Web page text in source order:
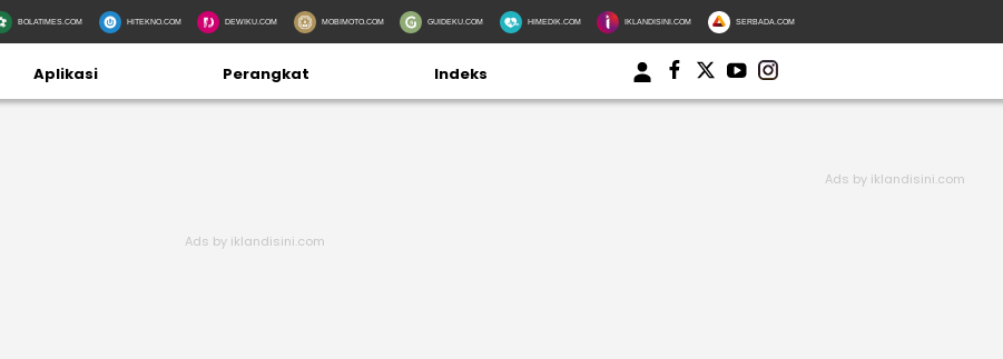
BOLATIMES.COM HITEKNO.COM DEWIKU.COM MOBIMOTO.COM GUIDEKU.COM HIMEDIK.COM IKLANDISINI.COM SERBADA.COM
Aplikasi Perangkat Indeks